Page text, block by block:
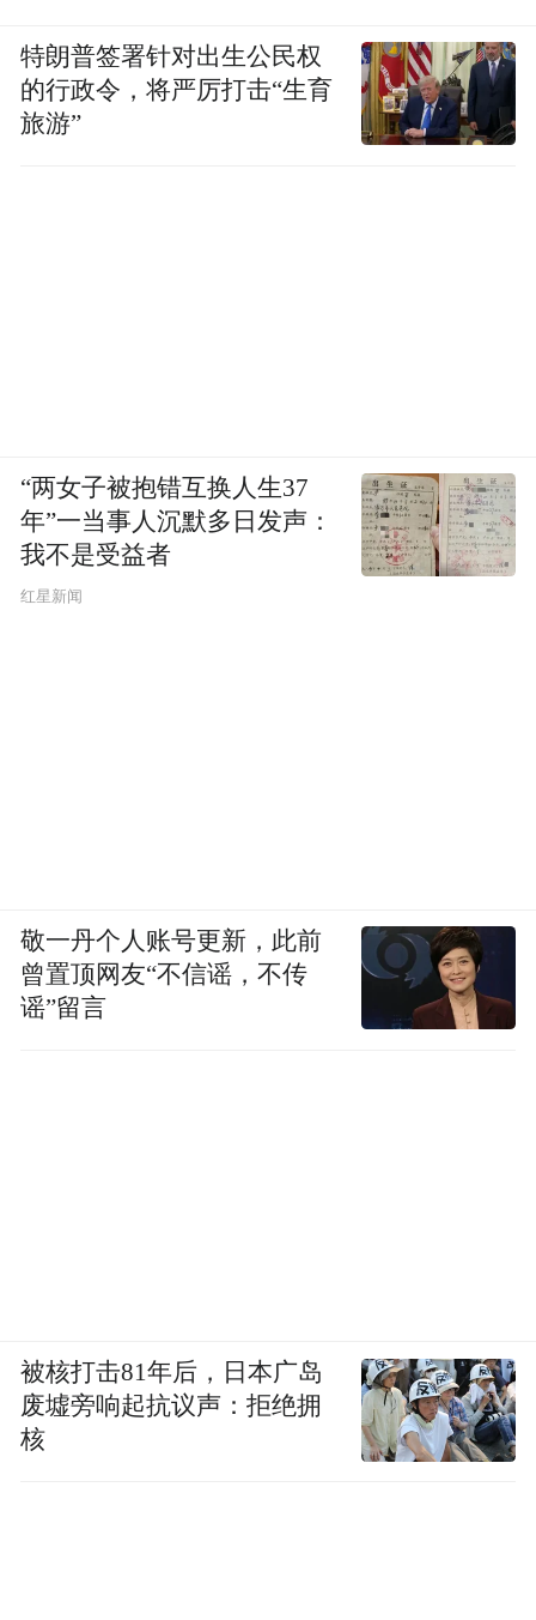
特朗普签署针对出生公民权
的行政令，将严厉打击“生育
旅游”
“两女子被抱错互换人生37
年”一当事人沉默多日发声：
我不是受益者
红星新闻
敬一丹个人账号更新，此前
曾置顶网友“不信谣，不传
谣”留言
被核打击81年后，日本广岛
废墟旁响起抗议声：拒绝拥
核